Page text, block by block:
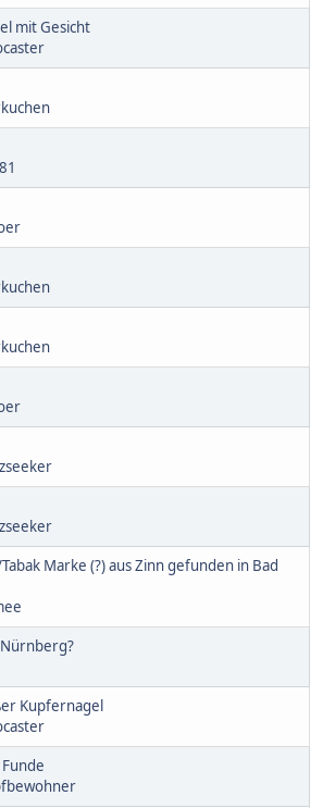
mit Gesicht
Marke (?) aus Zinn gefunden in Bad
Kupfernagel